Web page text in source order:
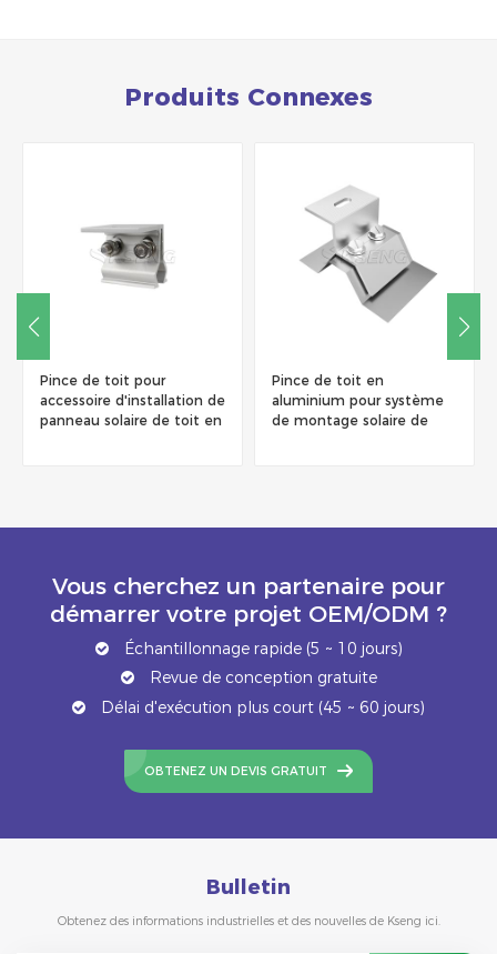
Produits Connexes
Pince de toit pour
accessoire d'installation de
panneau solaire de toit en
Pince de toit en
aluminium pour système
de montage solaire de
Vous cherchez un partenaire pour
démarrer votre projet OEM/ODM ?
Échantillonnage rapide (5 ~ 10 jours)
Revue de conception gratuite
Délai d'exécution plus court (45 ~ 60 jours)
OBTENEZ UN DEVIS GRATUIT
Bulletin
Obtenez des informations industrielles et des nouvelles de Kseng ici.